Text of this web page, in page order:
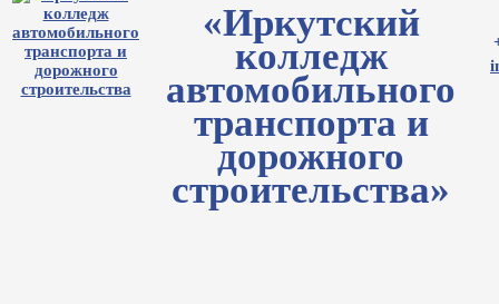
«Иркутский
колледж
автомобильного
транспорта и
дорожного
строительства»